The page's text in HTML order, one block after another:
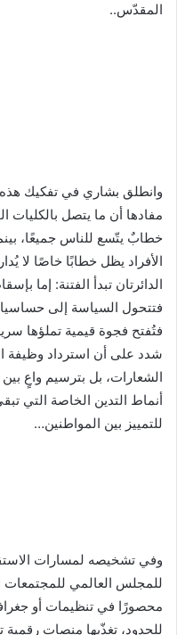
المقدّس..
وانطلق بشاري في تفكيك هذه
مفادها أن ما يتصل بالكليات
خطابٌ يتّسع للناس جميعًا،
الأفراد يظل خطابًا خاصًا لا
الدائرتان تبدأ الفتنة: إما
فتتحول السياسة إلى
فتُفتح فجوة قيمية تملؤها
شدد على أن استرداد وظيفة
الشعارات، بل بترسيم واعٍ
أنماط التدين الخاصة التي
للتمييز بين المواطنين…
وفي تشخيصه لمسارات
للمجلس العالمي
محصورًا في تنظيمات أو
للحدود، تغذّيها منصات رقمية